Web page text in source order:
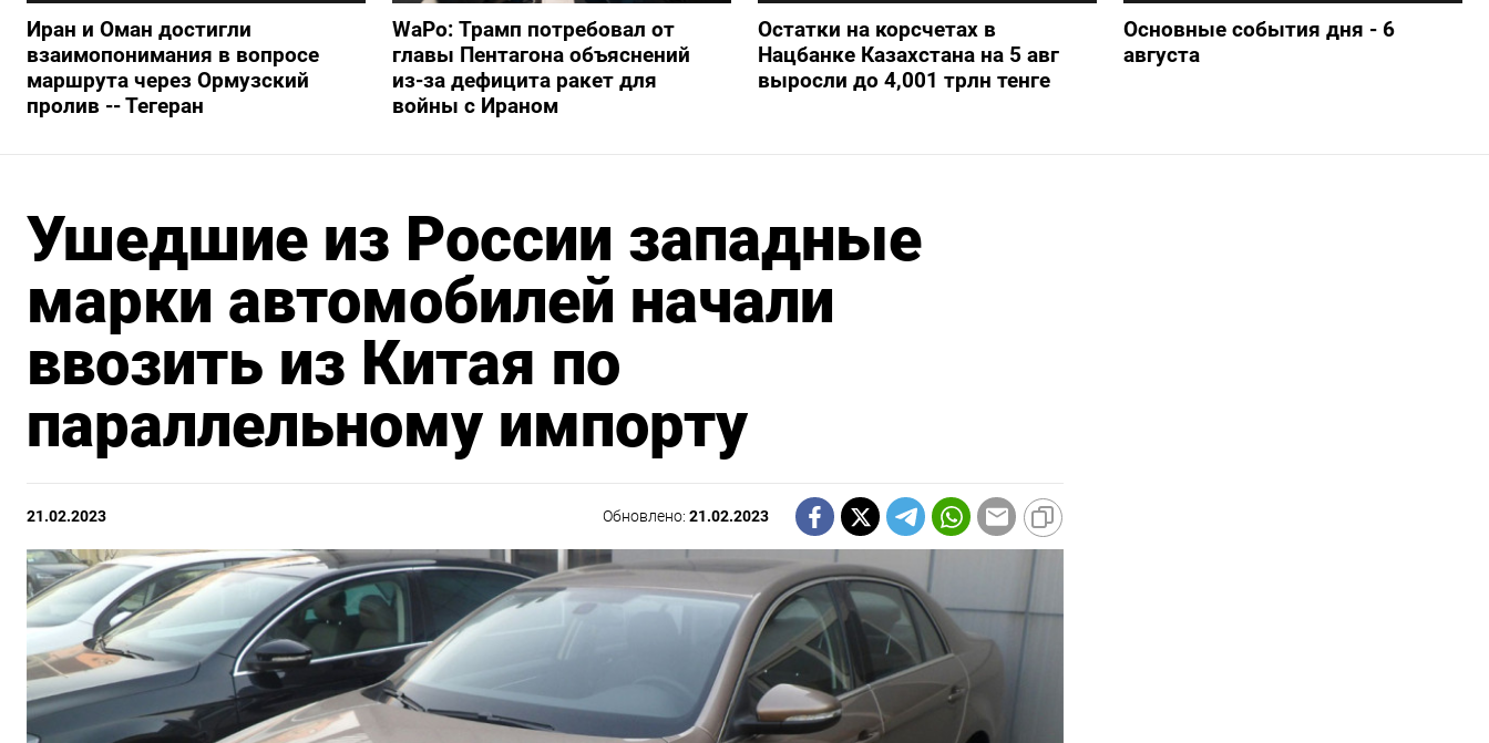
Иран и Оман достигли
взаимопонимания в вопросе
маршрута через Ормузский
пролив -- Тегеран
WaPo: Трамп потребовал от
главы Пентагона объяснений
из-за дефицита ракет для
войны с Ираном
Остатки на корсчетах в
Нацбанке Казахстана на 5 авг
выросли до 4,001 трлн тенге
Основные события дня - 6
августа
Ушедшие из России западные
марки автомобилей начали
ввозить из Китая по
параллельному импорту
21.02.2023 Обновлено:21.02.2023